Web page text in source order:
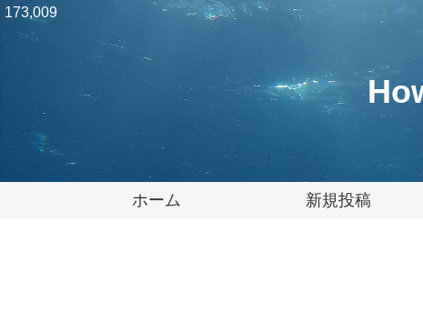
ホーム 新規投稿
173,009